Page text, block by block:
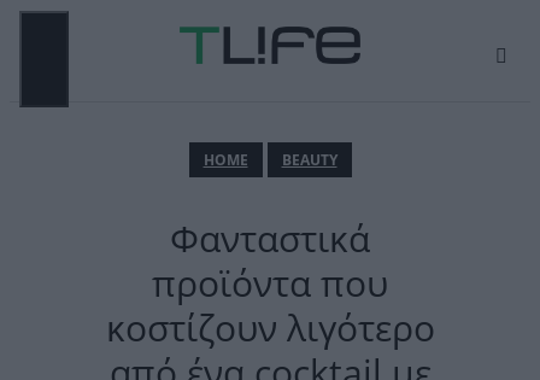
Μετάβαση
ΗΟΜΕ BEAUTY
Φανταστικά
προϊόντα που
κοστίζουν λιγότερο